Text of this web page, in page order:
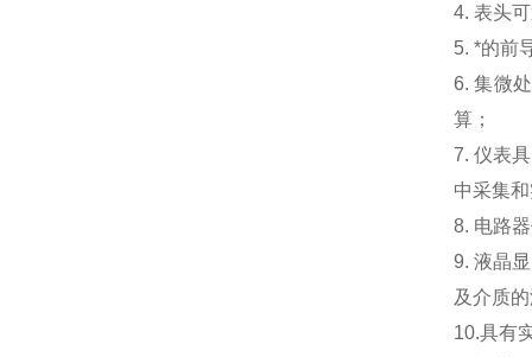
4. 表头
5. *的前
6. 集微
算；
7. 仪表
中采集
8. 电路
9. 液晶
及介质
10.具有